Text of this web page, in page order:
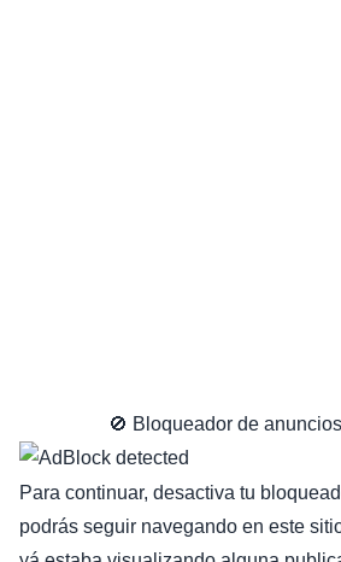
🚫 Bloqueador de
Para continuar, desactiva tu
podrás seguir navegando en este